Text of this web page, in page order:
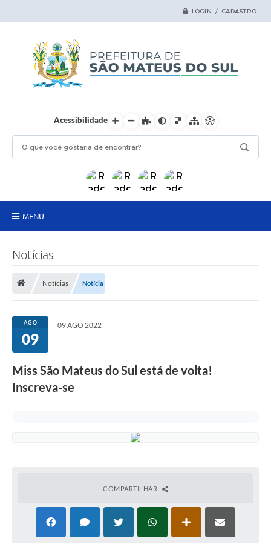
LOGIN / CADASTRO
Acessibilidade
MENU
Transparência
Secretarias
Ouvidoria
PSS Unificado 2025
INOVA_SÃO MATEUS DO SUL
Notícias
Notícias Notícia
AGO
09
09 AGO 2022
Miss São Mateus do Sul está de volta!
Inscreva-se
COMPARTILHAR